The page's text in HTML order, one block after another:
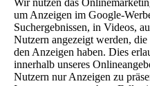
Wir nutzen das
um Anzeigen im Google-
Suchergebnissen, in Videos,
Nutzern angezeigt werden,
den Anzeigen haben. Dies
innerhalb unseres
Nutzern nur Anzeigen zu